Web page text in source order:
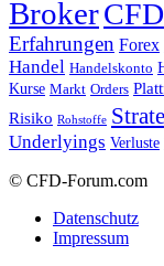
BrokerCFD
Erfahrungen Forex
Handel Handelskonto
Kurse Markt Orders
Risiko Rohstoffe
Underlyings Verluste
© CFD-Forum.com
Datenschutz
Impressum